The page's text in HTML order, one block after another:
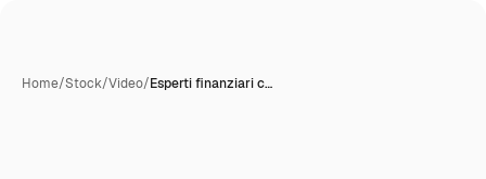
Home/Stock/Video/Esperti finanziari c…